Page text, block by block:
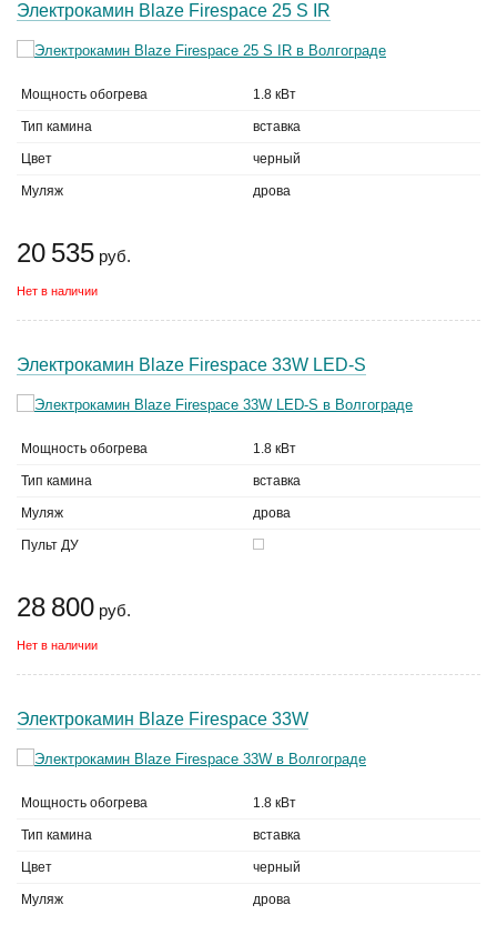
Электрокамин Blaze Firespace 25 S IR
Мощность обогрева 1.8 кВт
Тип камина вставка
Цвет черный
Муляж дрова
20 535 руб.
Нет в наличии
Электрокамин Blaze Firespace 33W LED-S
Мощность обогрева 1.8 кВт
Тип камина вставка
Муляж дрова
Пульт ДУ
28 800 руб.
Нет в наличии
Электрокамин Blaze Firespace 33W
Мощность обогрева 1.8 кВт
Тип камина вставка
Цвет черный
Муляж дрова